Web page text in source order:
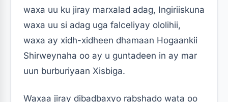
waxa uu ku jiray marxalad adag, Ingiriiskuna
waxa uu si adag uga falceliyay ololihii,
waxa ay xidh-xidheen dhamaan Hogaankii
Shirweynaha oo ay u guntadeen in ay mar
uun burburiyaan Xisbiga.
Waxaa jiray dibadbaxyo rabshado wata oo